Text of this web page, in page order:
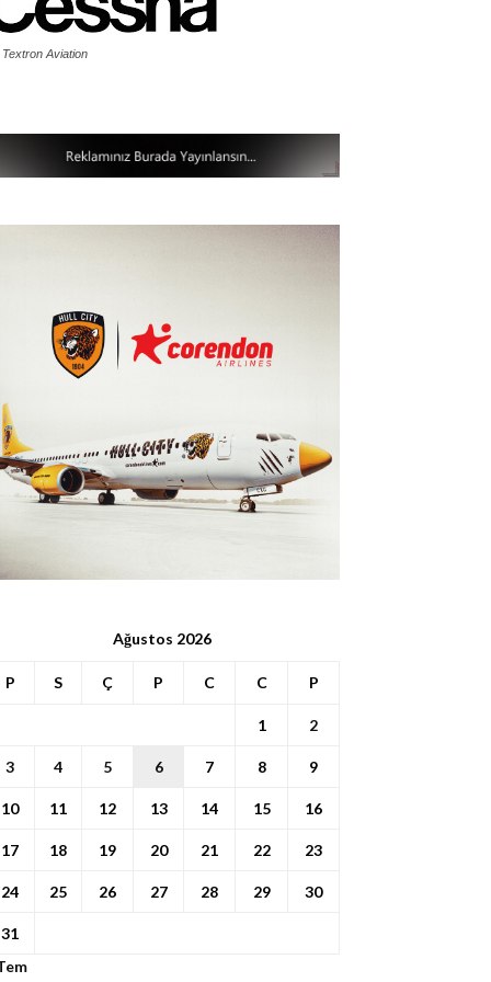
Aviation
Ağustos 2026
P S Ç P C C P
1 2
3 4 5 6 7 8 9
10 11 12 13 14 15 16
17 18 19 20 21 22 23
24 25 26 27 28 29 30
31